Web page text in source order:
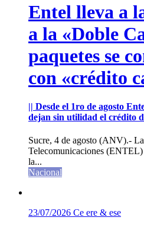
Entel lleva a
a la «Doble
paquetes se
con «crédito
|| Desde el 1ro de agosto
dejan sin utilidad el crédito
Sucre, 4 de agosto (ANV).-
Telecomunicaciones
la...
Nacional
23/07/2026 Ce ere & ese